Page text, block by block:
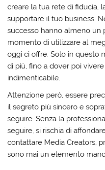
creare la tua rete di fiducia,
supportare il tuo business.
successo hanno almeno un
momento di utilizzare al
oggi ci offre. Solo in questo
di più, fino a dover poi
indimenticabile.
Attenzione però, essere
il segreto più sincero e
seguire. Senza la
seguire, si rischia di
contattare Media Creators,
sono mai un elemento